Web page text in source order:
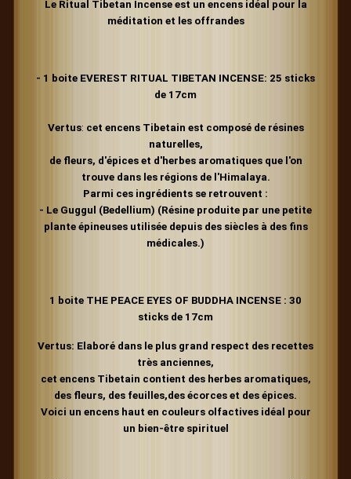
Le Ritual Tibetan Incense est un encens idéal pour la
méditation et les offrandes
- 1 boite EVEREST RITUAL TIBETAN INCENSE: 25 sticks
de 17cm
Vertus: cet encens Tibetain est composé de résines
naturelles,
de fleurs, d'épices et d'herbes aromatiques que l'on
trouve dans les régions de l'Himalaya.
Parmi ces ingrédients se retrouvent :
- Le Guggul (Bedellium) (Résine produite par une petite
plante épineuses utilisée depuis des siècles à des fins
médicales.)
1 boite THE PEACE EYES OF BUDDHA INCENSE : 30
sticks de 17cm
Vertus: Elaboré dans le plus grand respect des recettes
très anciennes,
cet encens Tibetain contient des herbes aromatiques,
des fleurs, des feuilles,des écorces et des épices.
Voici un encens haut en couleurs olfactives idéal pour
un bien-être spirituel